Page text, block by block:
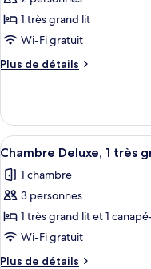
et
1
canapé-
lit
canapé-
pour
ce
type
de
Chambre
Deluxe,
1
très
grand
lit
1 très grand lit
Wi-Fi gratuit
Plus de détails
Plus
Chambre
Deluxe,
1
grand
lit
Afficher
toutes
les
photos
pour
ce
type
10
Chambre Deluxe, 1 très
1 chambre
3 personnes
1 très grand lit et 1
Wi-Fi gratuit
Plus de détails
Plus